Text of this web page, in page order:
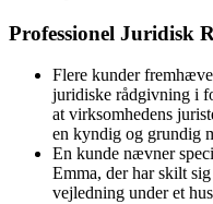
Professionel Juridisk
Flere kunder
juridiske rådgivning i
at virksomhedens
en kyndig og grundig
En kunde nævner
Emma, der har skilt
vejledning under et